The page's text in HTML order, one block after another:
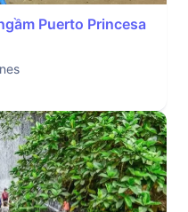
Puerto Princesa